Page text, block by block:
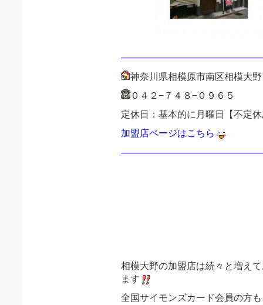
神奈川県相模原市南区相模大
０４２−７４８−０９６５
定休日：基本的に月曜日【不定
加盟店ページはこちら
相模大野の加盟店は続々と増え
ます
全国サイモンズカード会員の方